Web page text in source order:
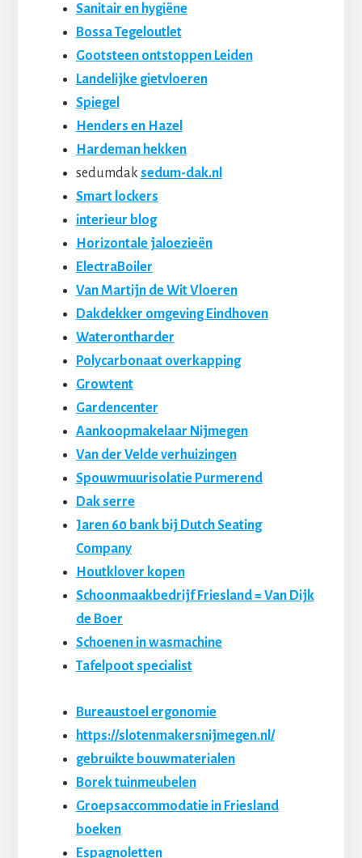
Sanitair en hygiëne
Bossa Tegeloutlet
Gootsteen ontstoppen Leiden
Landelijke gietvloeren
Spiegel
Henders en Hazel
Hardeman hekken
sedumdak sedum-dak.nl
Smart lockers
interieur blog
Horizontale jaloezieën
ElectraBoiler
Van Martijn de Wit Vloeren
Dakdekker omgeving Eindhoven
Waterontharder
Polycarbonaat overkapping
Growtent
Gardencenter
Aankoopmakelaar Nijmegen
Van der Velde verhuizingen
Spouwmuurisolatie Purmerend
Dak serre
Jaren 60 bank bij Dutch Seating
Company
Houtklover kopen
Schoonmaakbedrijf Friesland = Van Dijk
de Boer
Schoenen in wasmachine
Tafelpoot specialist
Bureaustoel ergonomie
https://slotenmakersnijmegen.nl/
gebruikte bouwmaterialen
Borek tuinmeubelen
Groepsaccommodatie in Friesland
boeken
Espagnoletten